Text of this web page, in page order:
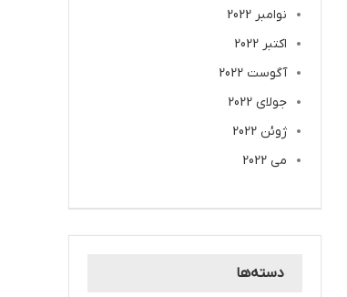
نوامبر 2022
اکتبر 2022
آگوست 2022
جولای 2022
ژوئن 2022
می 2022
دسته‌ها